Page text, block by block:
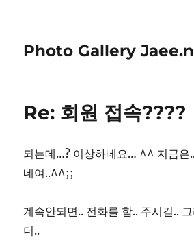
Photo Gallery
Re: 회원 접속????
되는데…? 이상하네요… ^^ 지금은
네여..^^;;
계속안되면.. 전화를 함.. 주시길..
더..